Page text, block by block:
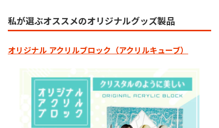
私が選ぶオススメのオリジナルグッズ製品
オリジナル アクリルブロック（アクリルキューブ）